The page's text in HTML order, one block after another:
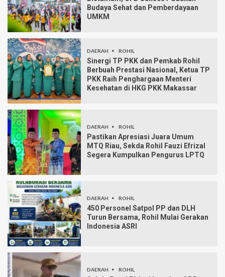
Budaya Sehat dan Pemberdayaan
UMKM
DAERAH ROHIL
Sinergi TP PKK dan Pemkab Rohil
Berbuah Prestasi Nasional, Ketua TP
PKK Raih Penghargaan Menteri
Kesehatan di HKG PKK Makassar
DAERAH ROHIL
Pastikan Apresiasi Juara Umum
MTQ Riau, Sekda Rohil Fauzi Efrizal
Segera Kumpulkan Pengurus LPTQ
DAERAH ROHIL
450 Personel Satpol PP dan DLH
Turun Bersama, Rohil Mulai Gerakan
Indonesia ASRI
DAERAH ROHIL